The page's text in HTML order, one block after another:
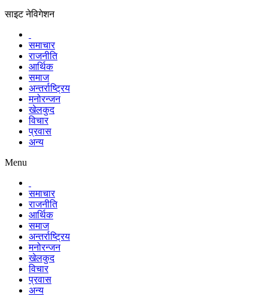
साइट नेविगेशन
समाचार
राजनीति
आर्थिक
समाज
अन्तर्राष्ट्रिय
मनोरन्जन
खेलकुद
विचार
प्रवास
अन्य
Menu
समाचार
राजनीति
आर्थिक
समाज
अन्तर्राष्ट्रिय
मनोरन्जन
खेलकुद
विचार
प्रवास
अन्य